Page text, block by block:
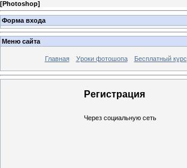
[Photoshop]
Форма входа
Меню сайта
Главная Уроки фотошопа Бесплатный курс
Регистрация
Через социальную сеть